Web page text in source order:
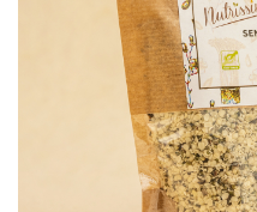
CREME ȘI PASTE TARTINABILE
CONDIMENTE
CEAIURI GRECEȘTI
CIOCOLATĂ ȘI CACAO
HEALTHY SNACKS
SUPERALIMENTE